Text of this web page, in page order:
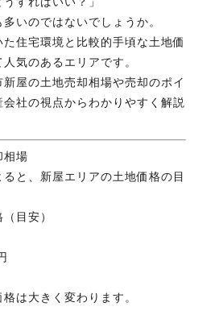
853-5780
平日9:30－17:30／
－15:00（要予約）
4土曜日および日曜祝祭日
いのではないでしょうか。
住宅環境と比較的手頃な土地価
気のあるエリアです。
屋の土地売却相場や売却のポイ
社の視点からわかりやすく解説
相場
と、新屋エリアの土地価格の目
目安）
は大きく変わります。